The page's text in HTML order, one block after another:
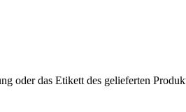
oder das Etikett des gelieferten